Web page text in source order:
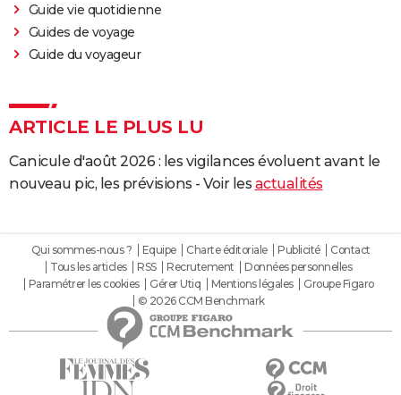
Guide vie quotidienne
Guides de voyage
Guide du voyageur
ARTICLE LE PLUS LU
Canicule d'août 2026 : les vigilances évoluent avant le
nouveau pic, les prévisions - Voir les actualités
Qui sommes-nous ? Equipe Charte éditoriale Publicité
Contact
Tous les articles
RSS Recrutement
Données personnelles
Paramétrer les cookies
Gérer Utiq Mentions légales
Groupe Figaro
© 2026 CCM Benchmark